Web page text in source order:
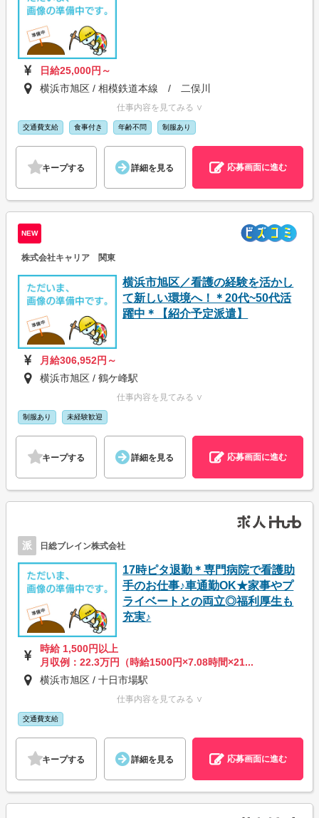
日給25,000円～
横浜市旭区 / 相模鉄道本線 / 二俣川
仕事内容を見てみる ∨
交通費支給 食事付き 年齢不問 制服あり
キープする 詳細を見る 応募画面に進む
NEW
株式会社キャリア 関東
横浜市旭区／看護の経験を活かし
て新しい環境へ！＊20代~50代活
躍中＊【紹介予定派遣】
月給306,952円～
横浜市旭区 / 鶴ケ峰駅
仕事内容を見てみる ∨
制服あり 未経験歓迎
キープする 詳細を見る 応募画面に進む
派 日総ブレイン株式会社
17時ピタ退勤＊専門病院で看護助
手のお仕事♪車通勤OK★家事やプ
ライベートとの両立◎福利厚生も
充実♪
時給 1,500円以上
月収例：22.3万円（時給1500円×7.08時間×21...
横浜市旭区 / 十日市場駅
仕事内容を見てみる ∨
交通費支給
キープする 詳細を見る 応募画面に進む